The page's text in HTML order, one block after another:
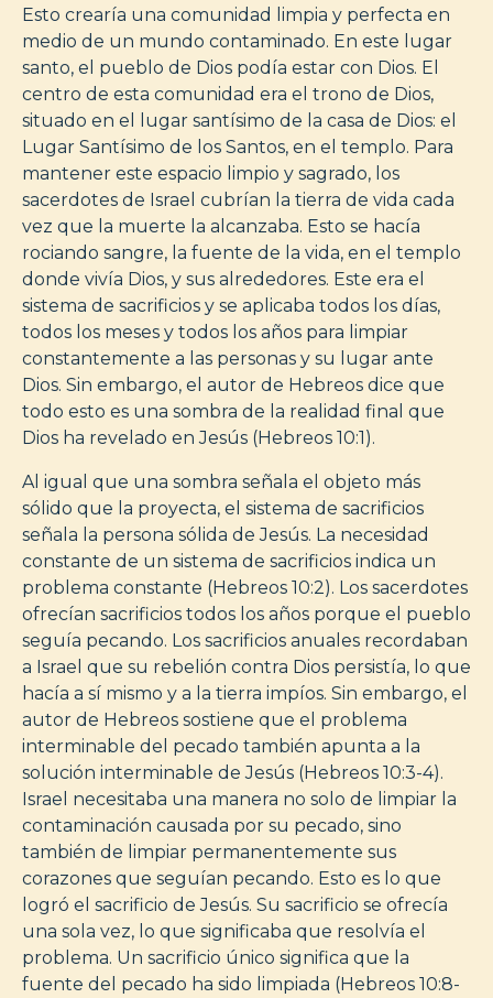
Esto crearía una comunidad limpia y perfecta en
medio de un mundo contaminado. En este lugar
santo, el pueblo de Dios podía estar con Dios. El
centro de esta comunidad era el trono de Dios,
situado en el lugar santísimo de la casa de Dios: el
Lugar Santísimo de los Santos, en el templo. Para
mantener este espacio limpio y sagrado, los
sacerdotes de Israel cubrían la tierra de vida cada
vez que la muerte la alcanzaba. Esto se hacía
rociando sangre, la fuente de la vida, en el templo
donde vivía Dios, y sus alrededores. Este era el
sistema de sacrificios y se aplicaba todos los días,
todos los meses y todos los años para limpiar
constantemente a las personas y su lugar ante
Dios. Sin embargo, el autor de Hebreos dice que
todo esto es una sombra de la realidad final que
Dios ha revelado en Jesús (Hebreos 10:1).
Al igual que una sombra señala el objeto más
sólido que la proyecta, el sistema de sacrificios
señala la persona sólida de Jesús. La necesidad
constante de un sistema de sacrificios indica un
problema constante (Hebreos 10:2). Los sacerdotes
ofrecían sacrificios todos los años porque el pueblo
seguía pecando. Los sacrificios anuales recordaban
a Israel que su rebelión contra Dios persistía, lo que
hacía a sí mismo y a la tierra impíos. Sin embargo, el
autor de Hebreos sostiene que el problema
interminable del pecado también apunta a la
solución interminable de Jesús (Hebreos 10:3-4).
Israel necesitaba una manera no solo de limpiar la
contaminación causada por su pecado, sino
también de limpiar permanentemente sus
corazones que seguían pecando. Esto es lo que
logró el sacrificio de Jesús. Su sacrificio se ofrecía
una sola vez, lo que significaba que resolvía el
problema. Un sacrificio único significa que la
fuente del pecado ha sido limpiada (Hebreos 10:8-